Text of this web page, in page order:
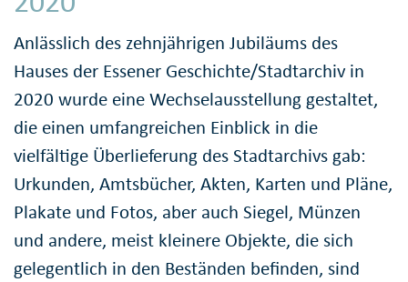
Anlässlich des zehnjährigen Jubiläums des
Hauses der Essener Geschichte/Stadtarchiv in
2020 wurde eine Wechselausstellung gestaltet,
die einen umfangreichen Einblick in die
vielfältige Überlieferung des Stadtarchivs gab:
Urkunden, Amtsbücher, Akten, Karten und Pläne,
Plakate und Fotos, aber auch Siegel, Münzen
und andere, meist kleinere Objekte, die sich
gelegentlich in den Beständen befinden, sind